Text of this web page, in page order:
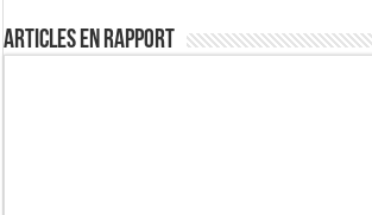
Articles en rapport